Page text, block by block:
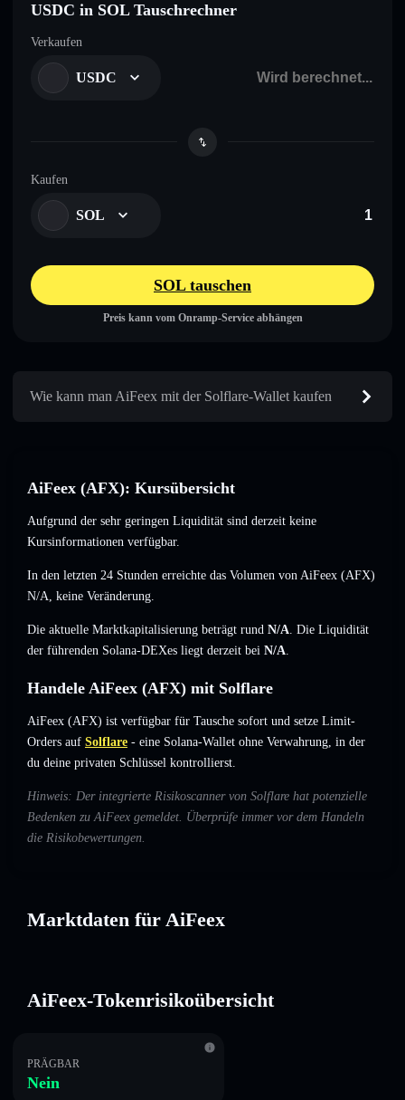
USDC in SOL Tauschrechner
Verkaufen
USDC
Kaufen
SOL
SOL tauschen
Preis kann vom Onramp-Service abhängen
Wie kann man AiFeex mit der Solflare-Wallet kaufen
AiFeex (AFX): Kursübersicht
Aufgrund der sehr geringen Liquidität sind derzeit keine
Kursinformationen verfügbar.
In den letzten 24 Stunden erreichte das Volumen von AiFeex (AFX)
N/A, keine Veränderung.
Die aktuelle Marktkapitalisierung beträgt rund N/A. Die Liquidität
der führenden Solana-DEXes liegt derzeit bei N/A.
Handele AiFeex (AFX) mit Solflare
AiFeex (AFX) ist verfügbar für Tausche sofort und setze Limit-
Orders auf Solflare - eine Solana-Wallet ohne Verwahrung, in der
du deine privaten Schlüssel kontrollierst.
Hinweis: Der integrierte Risikoscanner von Solflare hat potenzielle
Bedenken zu AiFeex gemeldet. Überprüfe immer vor dem Handeln
die Risikobewertungen.
Marktdaten für AiFeex
AiFeex-Tokenrisikoübersicht
PRÄGBAR
Nein